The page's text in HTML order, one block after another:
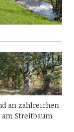
an zahlreichen
Streitbaum